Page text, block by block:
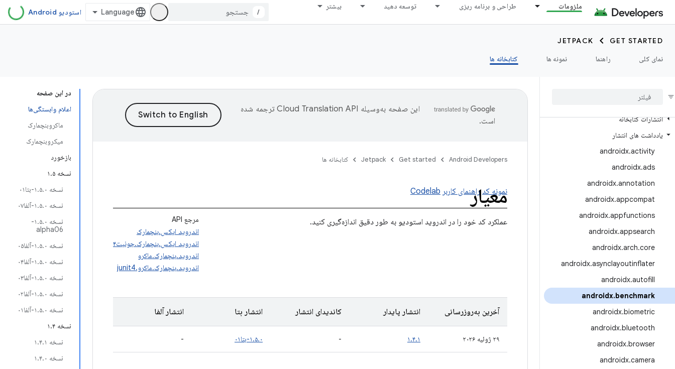
ملزومات طراحی و برنامه ریزی توسعه دهید بیشتر
/ استودیو Android
GET STARTED
JETPACK
نمای کلی
راهنما نمونه ها کتابخانه ها
کتابخانه ها را کاوش کنید
انتشارات کتابخانه
یادداشت های انتشار
androidx.activity
androidx.ads
androidx.annotation
androidx.appcompat
androidx.appfunctions
androidx.appsearch
androidx.arch.core
androidx.asynclayoutinflater
androidx.autofill
androidx.benchmark
androidx.biometric
androidx.bluetooth
androidx.browser
androidx.camera
در این صفحه
اعلام وابستگی‌ها
ماکروبنچمارک
میکروبنچمارک
بازخورد
نسخه ۱.۵
نسخه ۱.۵.۰-بتا۰۱
نسخه ۱.۵.۰-آلفا۰۷
نسخه ۱.۵.۰-
alpha06
نسخه ۱.۵.۰-آلفا۰۵
نسخه ۱.۵.۰-آلفا۰۴
نسخه ۱.۵.۰-آلفا۰۳
نسخه ۱.۵.۰-آلفا۰۲
نسخه ۱.۵.۰-آلفا۰۱
نسخه ۱.۴
نسخه ۱.۴.۱
نسخه ۱.۴.۰
این صفحه به‌وسیله
ترجمه شده
است.
Android Developers
Get started
Jetpack کتابخانه ها
معیار
نمونه کد راهنمای کاربر Codelab
مرجع API
اندروید ایکس.بنچمارک
اندروید ایکس.بنچمارک.جونیت۴
اندروید.بنچمارک.ماکرو
اندروید.بنچمارک.ماکرو.junit4
عملکرد کد خود را در اندروید استودیو به طور دقیق اندازه‌گیری کنید.
آخرین به‌روزرسانی انتشار پایدار کاندیدای انتشار انتشار بتا انتشار آلفا
۲۹ ژوئیه ۲۰۲۶ ۱.۴.۱ - ۱.۵.۰-بتا۰۱ -